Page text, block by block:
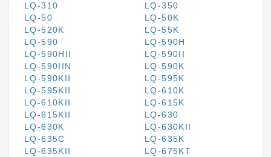
LQ-310
LQ-350
LQ-50
LQ-50K
LQ-520K
LQ-55K
LQ-590
LQ-590H
LQ-590HII
LQ-590II
LQ-590IIN
LQ-590K
LQ-590KII
LQ-595K
LQ-595KII
LQ-610K
LQ-610KII
LQ-615K
LQ-615KII
LQ-630
LQ-630K
LQ-630KII
LQ-635C
LQ-635K
LQ-635KII
LQ-675KT